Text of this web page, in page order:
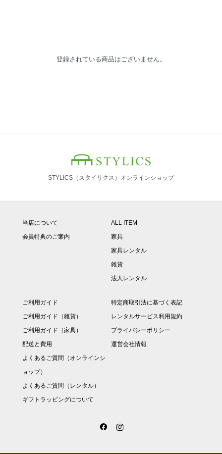
登録されている商品はございません。
STYLICS（スタイリクス）オンラインショップ
当店について
会員特典のご案内
ALL ITEM
家具
家具レンタル
雑貨
法人レンタル
ご利用ガイド
ご利用ガイド（雑貨）
ご利用ガイド（家具）
配送と費用
よくあるご質問（オンラインシ
ョップ）
よくあるご質問（レンタル）
ギフトラッピングについて
特定商取引法に基づく表記
レンタルサービス利用規約
プライバシーポリシー
運営会社情報